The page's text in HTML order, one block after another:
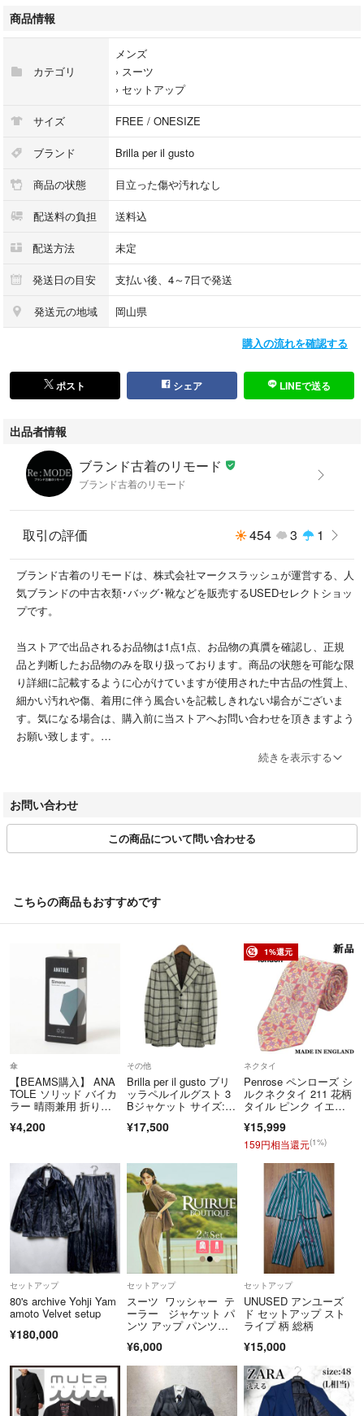
スラックス ダブル糸止め
【状態】多少の使用感はございますが、目立った汚れやダメージのない比
これから永くご利用していただけるお品物になります。
【リモード管理番号】700439002028
■注意事項
本商品は一点物となります。他サイト等でも販売している商品となり、多
少のお時間差にて欠品になることもございます。ご了承お願いいたしま
■ブランド古着のリモード取扱中古商品
当店では取り扱っているすべてのお品物は顧客様からの買取・ブランド品
専門の古物市場で弊社が正規品と判断したお品物になります。
確認し、正規品と判断したお品物のみを取り扱っております。
■ 配送方法
佐川急便の元払いにて発送します。全国送料無料にてお届けいたします。
当店では多数のブランド中古(USED)商品を出品中です。本アイテム以外
をお探しの方は検索窓に
で検索いただくと商品一覧が検索いただけます！
#ブランド古着のリモード
こちらの商品はラクマ公式パートナーのブランド古着のリモード（株式会
社マークスラッシュ）によって出品されています。
商品情報
カテゴリ
メンズ
› スーツ
› セットアップ
サイズ FREE / ONESIZE
ブランド Brilla per il gusto
商品の状態 目立った傷や汚れなし
配送料の負担 送料込
配送方法 未定
発送日の目安 支払い後、4～7日で発送
発送元の地域 岡山県
購入の流れを確認する
ポスト シェア LINEで送る
出品者情報
ブランド古着のリモード
ブランド古着のリモード
取引の評価 454 3 1
ブランド古着のリモードは、株式会社マークスラッシュが運営する、人
気ブランドの中古衣類･バッグ･靴などを販売するUSEDセレクトショッ
プです。
当ストアで出品されるお品物は1点1点、お品物の真贋を確認し、正規
品と判断したお品物のみを取り扱っております。商品の状態を可能な限
り詳細に記載するように心がけていますが使用された中古品の性質上、
細かい汚れや傷、着用に伴う風合いを記載しきれない場合がございま
す。気になる場合は、購入前に当ストアへお問い合わせを頂きますよう
お願い致します。
合わせフォームよりお問い合わせください。
営業時間：平日10:00～17:00(土日祝休み)
※商品に関するお問合せの際は該当商品の「管理番号」をお伝えくださ
■お取引について
■値下げ交渉
値下げ時、値下げ後の専用対応は原則行なっておりません。
■商品の引き渡し時期
注文確定後、4～7営業日以内に発送いたします。
※当ストアのお品物は出品後、畳んだ状態で袋に入れて保管していま
す。保管期間によってはシワや型崩れが発生する可能性がございますの
で、あらかじめご了承ください。
※本商品は一点物となります。他サイト等でも販売している商品とな
り、多少のお時間差にて欠品になることもございます。ご了承お願いい
■商品に不具合があった場合
商品到着時に、万が一商品に不具合を発見された場合は、到着後7日以
内e-mailもしくは、お電話にてご連絡ください。
ご連絡後、お品物は7日以内に弊社までご返送いただきますよう、ご協
力をお願いいたします。
尚、イメージ違い・サイズ違いなど、お客様都合による返品・返金・交
換はお断りさせていただいております。ご了承の上ご注文ください。
＝＝＝＝＝＝＝＝＝＝＝＝＝＝
こちらのアカウントはラクマ公式パートナーの株式会社マークスラッシ
ュによって運営されています。
▼特商法
https://fril.jp/ts/official/law/a499/
▼返品特約
続きを表示する
お問い合わせ
この商品について問い合わせる
こちらの商品もおすすめです
傘
【BEAMS購入】 ANA
TOLE ソリッド バイカ
ラー 晴雨兼用 折り畳
¥4,200
その他
Brilla per il gusto ブリ
ッラペルイルグスト 3
Bジャケット サイズ:4
混 ブラウン/ベージ
¥17,500
1%還元
ネクタイ
Penrose ペンローズ シ
ルクネクタイ 211 花柄
タイル ピンク イエロ
¥15,999
159円相当還元(1%)
セットアップ
80's archive Yohji Yam
amoto Velvet setup
¥180,000
セットアップ
スーツ ワッシャー テ
ーラー ジャケット パ
ンツ アップ パンツス
¥6,000
セットアップ
UNUSED アンユーズ
ド セットアップ スト
ライプ 柄 総柄
¥15,000